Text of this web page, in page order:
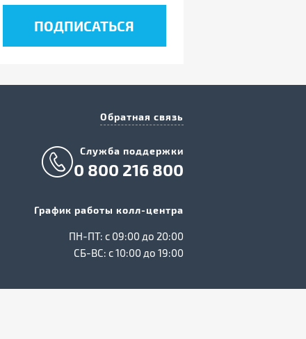
Обратная связь
Служба поддержки
0 800 216 800
График работы колл-центра
ПН-ПТ: c 09:00 до 20:00
СБ-ВС: c 10:00 до 19:00